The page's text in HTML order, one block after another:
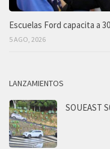
Escuelas Ford capacita a
5 AGO, 2026
LANZAMIENTOS
SOUEAST